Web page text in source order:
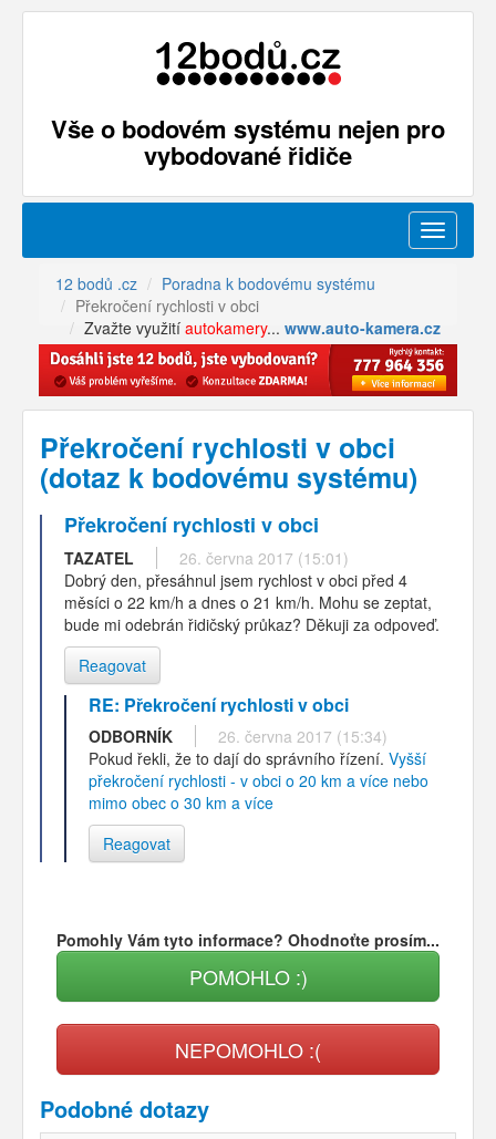
Vše o bodovém systému nejen pro
vybodované řidiče
Menu
12 bodů .cz
Poradna k bodovému systému
Překročení rychlosti v obci
Zvažte využití autokamery... www.auto-kamera.cz
Překročení rychlosti v obci
(dotaz k bodovému systému)
Překročení rychlosti v obci
TAZATEL
26. června 2017 (15:01)
Dobrý den, přesáhnul jsem rychlost v obci před 4
měsíci o 22 km/h a dnes o 21 km/h. Mohu se zeptat,
bude mi odebrán řidičský průkaz? Děkuji za odpoveď.
Reagovat
RE: Překročení rychlosti v obci
ODBORNÍK
26. června 2017 (15:34)
Pokud řekli, že to dají do správního řízení. Vyšší
překročení rychlosti - v obci o 20 km a více nebo
mimo obec o 30 km a více
Reagovat
Pomohly Vám tyto informace? Ohodnoťte prosím...
POMOHLO :)
NEPOMOHLO :(
Podobné dotazy